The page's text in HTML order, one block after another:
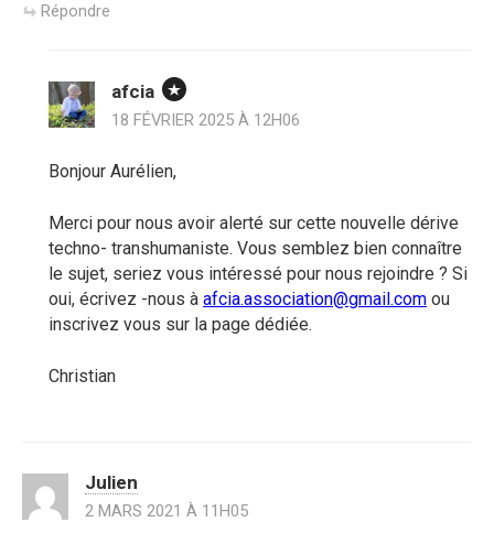
Répondre
afcia
18 FÉVRIER 2025 À 12H06
Bonjour Aurélien,
Merci pour nous avoir alerté sur cette nouvelle dérive
techno- transhumaniste. Vous semblez bien connaître
le sujet, seriez vous intéressé pour nous rejoindre ? Si
oui, écrivez -nous à afcia.association@gmail.com ou
inscrivez vous sur la page dédiée.
Christian
Julien
2 MARS 2021 À 11H05